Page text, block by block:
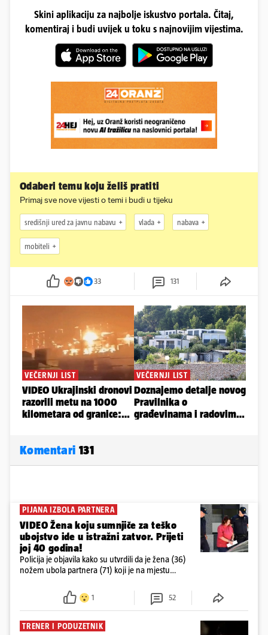
Skini aplikaciju za najbolje iskustvo portala. Čitaj,
komentiraj i budi uvijek u toku s najnovijim vijestima.
Odaberi temu koju želiš pratiti
Primaj sve nove vijesti o temi i budi u tijeku
središnji ured za javnu nabavu vlada nabava
mobiteli
33 131
Komentari 131
PIJANA IZBOLA PARTNERA
VIDEO Žena koju sumnjiče za teško
ubojstvo ide u istražni zatvor. Prijeti
joj 40 godina!
Policija je objavila kako su utvrdili da je žena (36)
nožem ubola partnera (71) koji je na mjestu
ispitali i poslali u istražni zatvor
1 52
TRENER I PODUZETNIK